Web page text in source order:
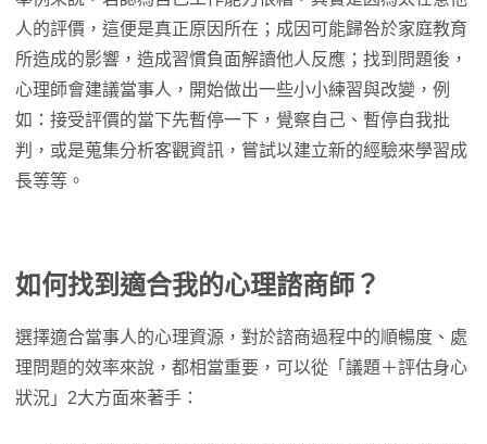
人的評價，這便是真正原因所在；成因可能歸咎於家庭教育
所造成的影響，造成習慣負面解讀他人反應；找到問題後，
心理師會建議當事人，開始做出一些小小練習與改變，例
如：接受評價的當下先暫停一下，覺察自己、暫停自我批
判，或是蒐集分析客觀資訊，嘗試以建立新的經驗來學習成
長等等。
如何找到適合我的心理諮商師？
選擇適合當事人的心理資源，對於諮商過程中的順暢度、處
理問題的效率來說，都相當重要，可以從「議題＋評估身心
狀況」2大方面來著手：